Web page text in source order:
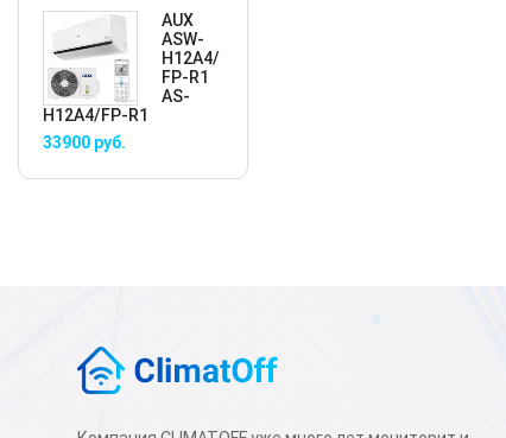
AUX
ASW-
H12A4/
FP-R1
AS-
H12A4/FP-R1
33900 руб.